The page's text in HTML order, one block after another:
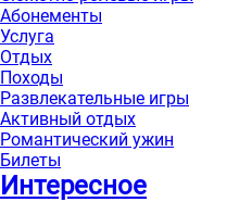
Абонементы
Услуга
Отдых
Походы
Развлекательные игры
Активный отдых
Романтический ужин
Билеты
Интересноe